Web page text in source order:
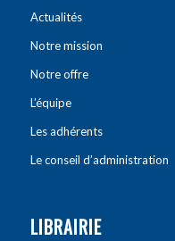
Actualités
Notre mission
Notre offre
L’équipe
Les adhérents
Le conseil d’administration
LIBRAIRIE